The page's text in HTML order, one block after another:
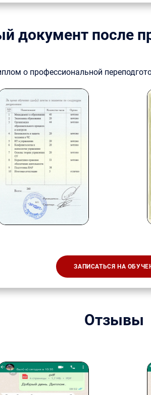
документ после
о профессиональной
ЗАПИСАТЬСЯ НА
Отзывы